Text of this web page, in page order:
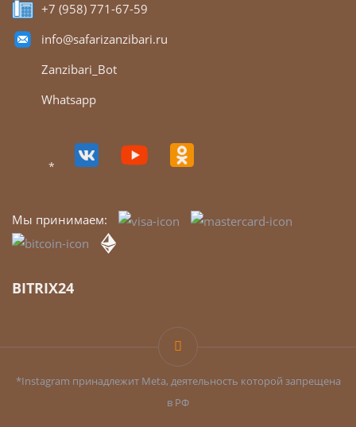
+7 (958) 771-67-59
info@safarizanzibari.ru
Zanzibari_Bot
Whatsapp
*
Мы принимаем:
BITRIX24
*Instagram принадлежит Meta, деятельность которой запрещена
в РФ